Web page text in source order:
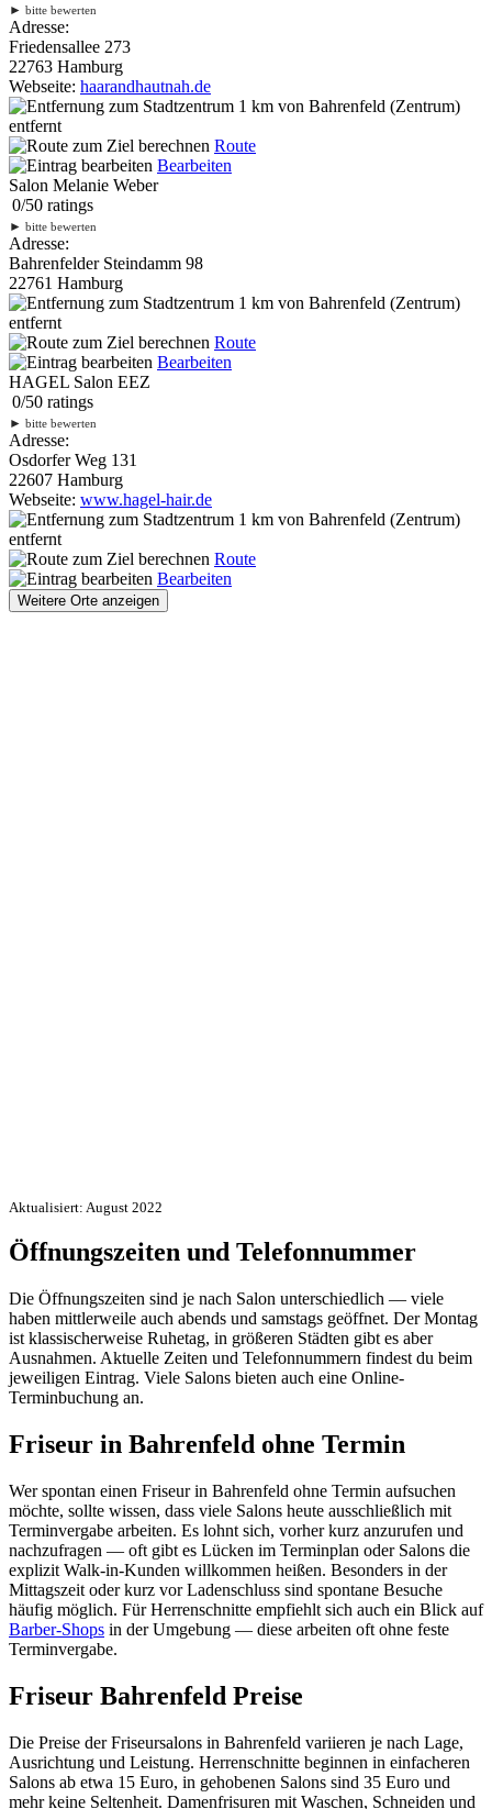
► bitte bewerten
Adresse:
Friedensallee 273
22763 Hamburg
Webseite: haarandhautnah.de
1 km von Bahrenfeld (Zentrum)
entfernt
Route
Bearbeiten
Salon Melanie Weber
0/50 ratings
► bitte bewerten
Adresse:
Bahrenfelder Steindamm 98
22761 Hamburg
1 km von Bahrenfeld (Zentrum)
entfernt
Route
Bearbeiten
HAGEL Salon EEZ
0/50 ratings
► bitte bewerten
Adresse:
Osdorfer Weg 131
22607 Hamburg
Webseite: www.hagel-hair.de
1 km von Bahrenfeld (Zentrum)
entfernt
Route
Bearbeiten
Weitere Orte anzeigen
Aktualisiert: August 2022
Öffnungszeiten und Telefonnummer
Die Öffnungszeiten sind je nach Salon unterschiedlich — viele
haben mittlerweile auch abends und samstags geöffnet. Der Montag
ist klassischerweise Ruhetag, in größeren Städten gibt es aber
Ausnahmen. Aktuelle Zeiten und Telefonnummern findest du beim
jeweiligen Eintrag. Viele Salons bieten auch eine Online-
Terminbuchung an.
Friseur in Bahrenfeld ohne Termin
Wer spontan einen Friseur in Bahrenfeld ohne Termin aufsuchen
möchte, sollte wissen, dass viele Salons heute ausschließlich mit
Terminvergabe arbeiten. Es lohnt sich, vorher kurz anzurufen und
nachzufragen — oft gibt es Lücken im Terminplan oder Salons die
explizit Walk-in-Kunden willkommen heißen. Besonders in der
Mittagszeit oder kurz vor Ladenschluss sind spontane Besuche
häufig möglich. Für Herrenschnitte empfiehlt sich auch ein Blick auf
Barber-Shops in der Umgebung — diese arbeiten oft ohne feste
Terminvergabe.
Friseur Bahrenfeld Preise
Die Preise der Friseursalons in Bahrenfeld variieren je nach Lage,
Ausrichtung und Leistung. Herrenschnitte beginnen in einfacheren
Salons ab etwa 15 Euro, in gehobenen Salons sind 35 Euro und
mehr keine Seltenheit. Damenfrisuren mit Waschen, Schneiden und